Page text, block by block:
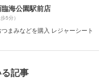
海公園駅前店
歩5分）
まみなどを購入 レジャーシート
記事